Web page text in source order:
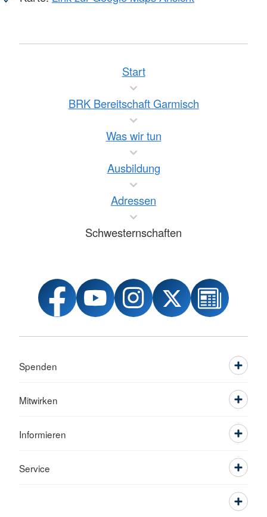
Start
BRK Bereitschaft Garmisch
Was wir tun
Ausbildung
Adressen
Schwesternschaften
Spenden
Mitwirken
Informieren
Service